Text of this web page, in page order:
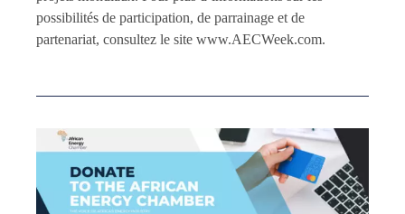
possibilités de participation, de parrainage et de
partenariat, consultez le site www.AECWeek.com.